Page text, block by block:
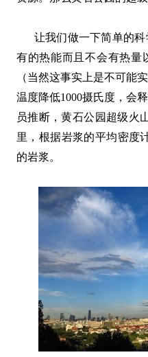
让我们做一下简单的科
有的热能而且不会有热量
（当然这事实上是不可能
温度降低1000摄氏度，会
员推断，黄石公园超级火
里，根据岩浆的平均密度
的岩浆。